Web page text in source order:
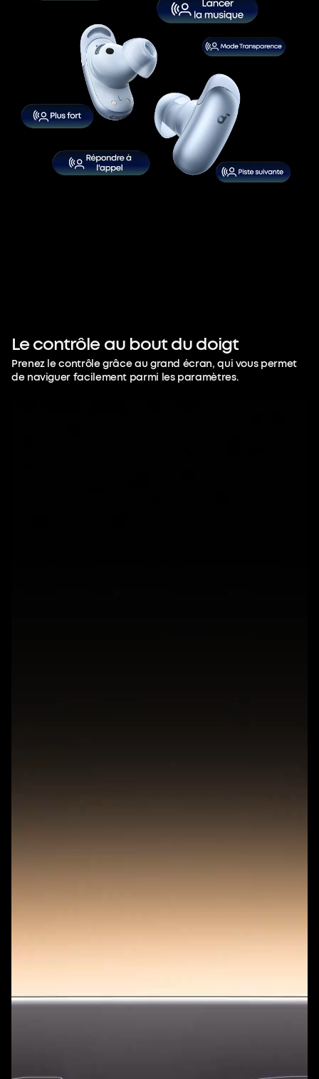
Mémorisez.
Pendant vos réunions, vous n'avez plus
besoin de choisir entre la prise de notes
Lecontrôle auboutdudoigt
Prenez le contrôle grâce au grand écran, qui vous permet
de naviguer facilement parmi les paramètres.